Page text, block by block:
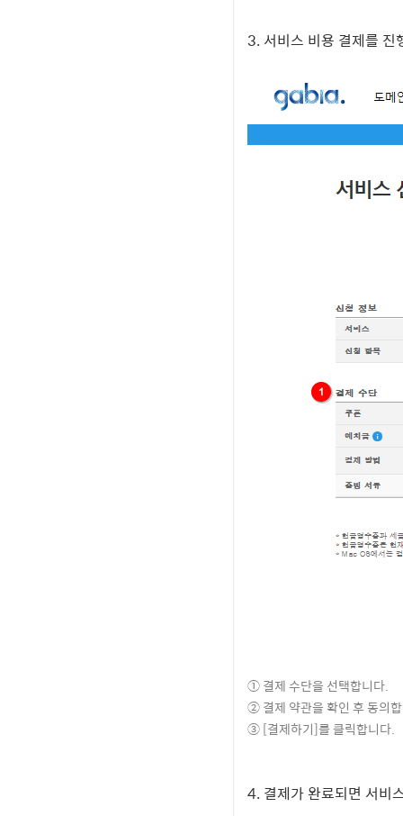
3. 서비스 비용 결제를 진
① 결제 수단을 선택합니다.
② 결제 약관을 확인 후 동의
③ [결제하기]를 클릭합니다.
4. 결제가 완료되면 서비